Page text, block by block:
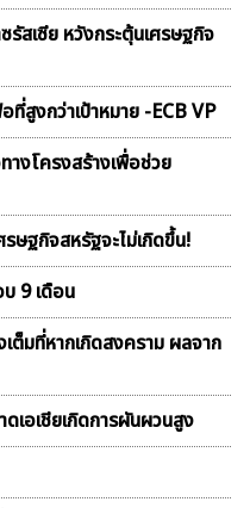
รัสเซีย หวังกระตุ้นเศรษฐกิจ
ที่สูงกว่าเป้าหมาย -ECB VP
างโครงสร้างเพื่อช่วย
ษฐกิจสหรัฐจะไม่เกิดขึ้น!
9 เดือน
มที่หากเกิดสงคราม ผลจาก
เอเชียเกิดการผันผวนสูง